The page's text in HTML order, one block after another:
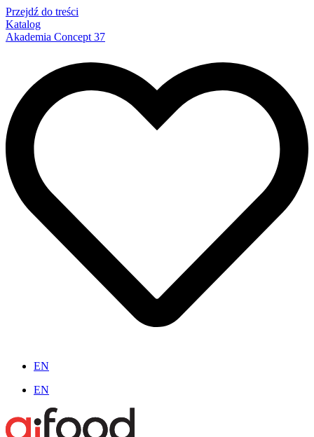
Przejdź do treści
Katalog
Akademia Concept 37
EN
EN